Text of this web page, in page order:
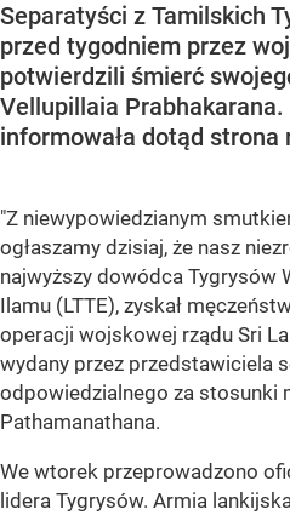
Separatyści z Tamilskich
przed tygodniem przez
potwierdzili śmierć
Vellupillaia
informowała dotąd strona
"Z niewypowiedzianym
ogłaszamy dzisiaj, że nasz
najwyższy dowódca Tygrysów
Ilamu (LTTE), zyskał
operacji wojskowej rządu Sri
wydany przez przedstawiciela
odpowiedzialnego za stosunki
Pathamanathana.
We wtorek przeprowadzono
lidera Tygrysów. Armia